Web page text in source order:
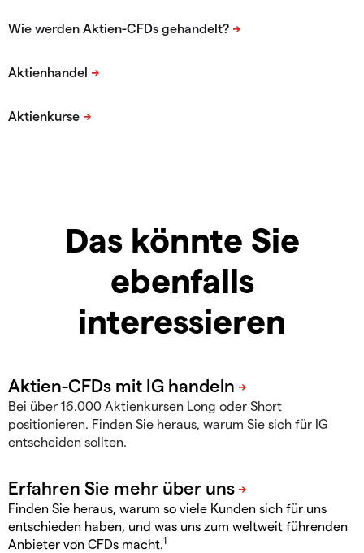
Das könnte Sie
ebenfalls
interessieren
Bei über 16.000 Aktienkursen Long oder Short
positionieren. Finden Sie heraus, warum Sie sich für IG
entscheiden sollten.
Finden Sie heraus, warum so viele Kunden sich für uns
entschieden haben, und was uns zum weltweit führenden
Anbieter von CFDs macht.1